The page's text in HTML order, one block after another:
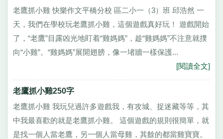
老鷹抓小雞 快樂作文平橋分校 區二小一（3）班 邱浩然 一
天，我們在學校玩老鷹抓小雞，這個遊戲真好玩！ 遊戲開始
了，“老鷹”目露凶光地盯着“雞媽媽”，趁“雞媽媽”不注意就撲
向“小雞”。“雞媽媽”展開翅膀，像一堵牆一樣保護...
[閱讀全文]
老鷹抓小雞250字
老鷹抓小雞 我玩兒過許多遊戲我，有攻城、捉迷藏等等，其
中我最喜歡的就是老鷹抓小雞。 這個遊戲的規則很簡單，就
是找一個人當老鷹，另一個人當母雞，其餘的都當雞寶寶。